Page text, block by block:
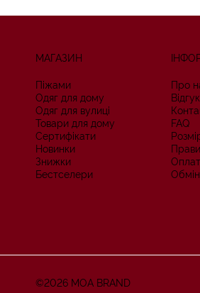
©2026 MOA BRAND
МАГАЗИН
Піжами
Одяг для дому
Одяг для вулиці
Товари для дому
Сертифікати
Новинки
Знижки
Бестселери
Про
FAQ